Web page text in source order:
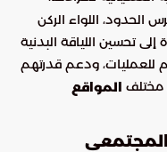
الحدود، اللواء الركن
تحسين اللياقة البدنية
للعمليات، ودعم قدرتهم
مختلف المواقع